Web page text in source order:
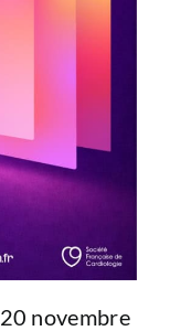
20 novembre